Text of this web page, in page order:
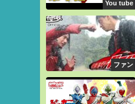
You tube
ファン